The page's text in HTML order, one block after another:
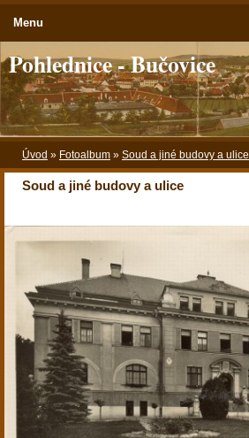
Pohlednice - Bučovice
Úvod » Fotoalbum » Soud a jiné budovy a ulice
Soud a jiné budovy a ulice
Menu